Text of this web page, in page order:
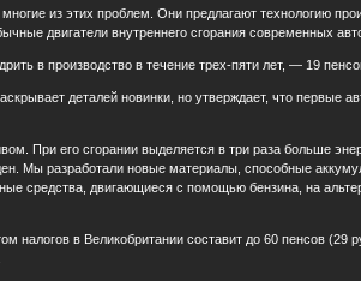
из этих проблем. Они предлагают технологию
двигатели внутреннего сгорания современных
в производство в течение трех-пяти лет, — 19
деталей новинки, но утверждает, что первые
При его сгорании выделяется в три раза больше
Мы разработали новые материалы, способные
средства, двигающиеся с помощью бензина, на
налогов в Великобритании составит до 60 пенсов